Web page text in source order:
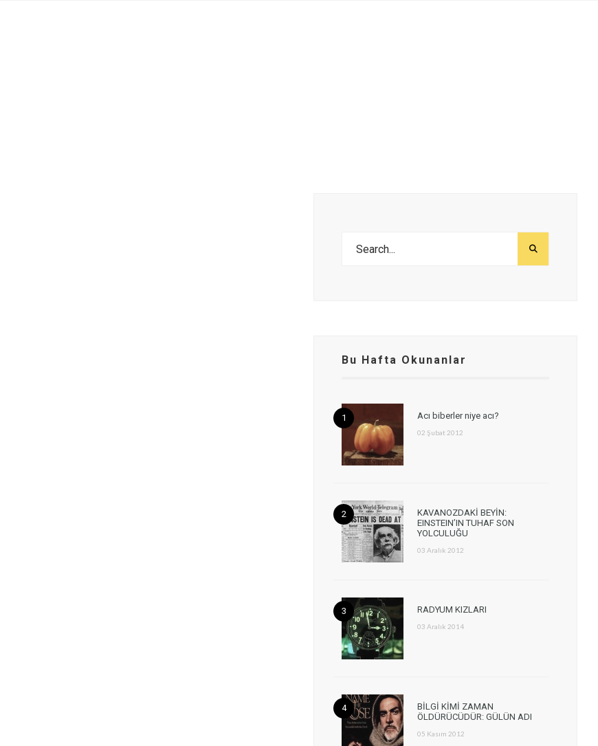
Bu Hafta Okunanlar
Acı biberler niye acı?
02 Şubat 2012
KAVANOZDAKİ BEYİN:
EINSTEIN’IN TUHAF SON
YOLCULUĞU
03 Aralık 2012
RADYUM KIZLARI
03 Aralık 2014
BİLGİ KİMİ ZAMAN
ÖLDÜRÜCÜDÜR: GÜLÜN ADI
05 Kasım 2012